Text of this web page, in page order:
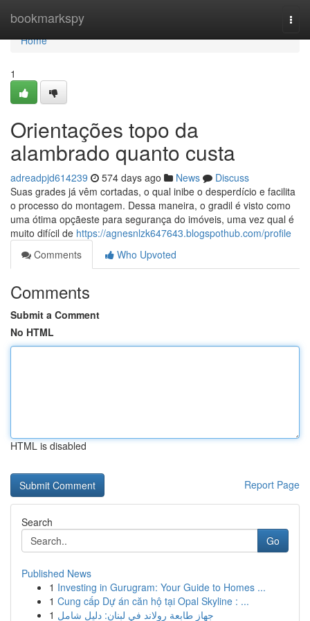
bookmarkspy
Home
Home
1
Orientações topo da
alambrado quanto custa
adreadpjd614239 574 days ago News
Discuss
Suas grades já vêm cortadas, o qual inibe o desperdício e facilita
o processo do montagem. Dessa maneira, o gradil é visto como
uma ótima opçãeste para segurança do imóveis, uma vez qual é
muito difícil de https://agnesnlzk647643.blogspothub.com/profile
Comments
Who Upvoted
Comments
Submit a Comment
No HTML
HTML is disabled
Report Page
Search
Go
Published News
1 Investing in Gurugram: Your Guide to Homes ...
1 Cung cấp Dự án căn hộ tại Opal Skyline : ...
1 جهاز طابعة رولاند في لبنان: دليل شامل